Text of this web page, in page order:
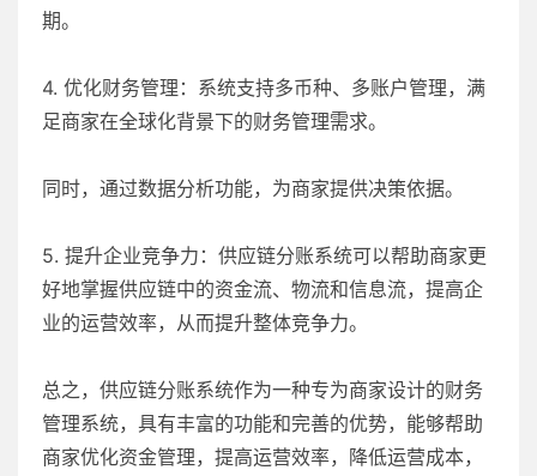
期。
4. 优化财务管理：系统支持多币种、多账户管理，满
足商家在全球化背景下的财务管理需求。
同时，通过数据分析功能，为商家提供决策依据。
5. 提升企业竞争力：供应链分账系统可以帮助商家更
好地掌握供应链中的资金流、物流和信息流，提高企
业的运营效率，从而提升整体竞争力。
总之，供应链分账系统作为一种专为商家设计的财务
管理系统，具有丰富的功能和完善的优势，能够帮助
商家优化资金管理，提高运营效率，降低运营成本，